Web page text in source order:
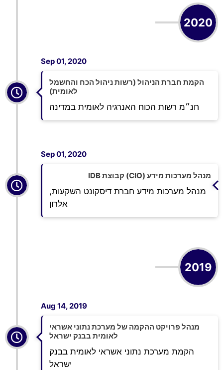
2020
Sep 01, 2020
הקמת חברת הניהול (רשות ניהול הכח והחשמל
לאומית)
חנ״מ רשות הכוח האנרגיה לאומית במדינה
Sep 01, 2020
מנהל מערכות מידע (CIO) קבוצת IDB
מנהל מערכות מידע חברת דיסקונט השקעות,
אלרון
2019
Aug 14, 2019
מנהל פרויקט ההקמה של מערכת נתוני אשראי
לאומית בבנק ישראל
הקמת מערכת נתוני אשראי לאומית בבנק
ישראל